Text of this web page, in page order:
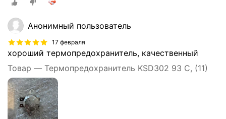
Анонимный пользователь
17 февраля
хороший термопредохранитель, качественный
Товар — Термопредохранитель KSD302 93 C, (11)